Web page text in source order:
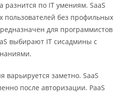
разнится по IT умениям. SaaS
пользователей без профильных
для программистов
выбирают IT сисадмины с
варьируется заметно. SaaS
после авторизации. PaaS